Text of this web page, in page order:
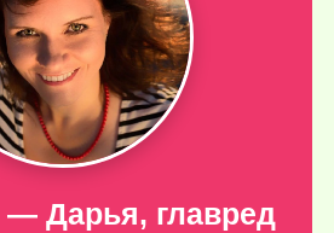
Дарья, главред